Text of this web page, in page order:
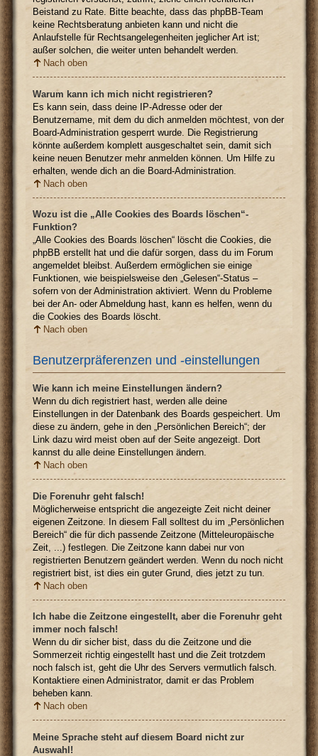
Beistand zu Rate. Bitte beachte, dass das phpBB-Team
keine Rechtsberatung anbieten kann und nicht die
Anlaufstelle für Rechtsangelegenheiten jeglicher Art ist;
außer solchen, die weiter unten behandelt werden.
Nach oben
Warum kann ich mich nicht registrieren?
Es kann sein, dass deine IP-Adresse oder der
Benutzername, mit dem du dich anmelden möchtest, von der
Board-Administration gesperrt wurde. Die Registrierung
könnte außerdem komplett ausgeschaltet sein, damit sich
keine neuen Benutzer mehr anmelden können. Um Hilfe zu
erhalten, wende dich an die Board-Administration.
Nach oben
Wozu ist die „Alle Cookies des Boards löschen“-
Funktion?
„Alle Cookies des Boards löschen“ löscht die Cookies, die
phpBB erstellt hat und die dafür sorgen, dass du im Forum
angemeldet bleibst. Außerdem ermöglichen sie einige
Funktionen, wie beispielsweise den „Gelesen“-Status –
sofern von der Administration aktiviert. Wenn du Probleme
bei der An- oder Abmeldung hast, kann es helfen, wenn du
die Cookies des Boards löscht.
Nach oben
Benutzerpräferenzen und -einstellungen
Wie kann ich meine Einstellungen ändern?
Wenn du dich registriert hast, werden alle deine
Einstellungen in der Datenbank des Boards gespeichert. Um
diese zu ändern, gehe in den „Persönlichen Bereich“; der
Link dazu wird meist oben auf der Seite angezeigt. Dort
kannst du alle deine Einstellungen ändern.
Nach oben
Die Forenuhr geht falsch!
Möglicherweise entspricht die angezeigte Zeit nicht deiner
eigenen Zeitzone. In diesem Fall solltest du im „Persönlichen
Bereich“ die für dich passende Zeitzone (Mitteleuropäische
Zeit, ...) festlegen. Die Zeitzone kann dabei nur von
registrierten Benutzern geändert werden. Wenn du noch nicht
registriert bist, ist dies ein guter Grund, dies jetzt zu tun.
Nach oben
Ich habe die Zeitzone eingestellt, aber die Forenuhr geht
immer noch falsch!
Wenn du dir sicher bist, dass du die Zeitzone und die
Sommerzeit richtig eingestellt hast und die Zeit trotzdem
noch falsch ist, geht die Uhr des Servers vermutlich falsch.
Kontaktiere einen Administrator, damit er das Problem
beheben kann.
Nach oben
Meine Sprache steht auf diesem Board nicht zur
Auswahl!